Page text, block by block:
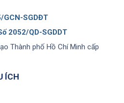
GCN-SGDĐT
2052/QD-SGDDT
Thành phố Hồ Chí Minh cấp
ÍCH